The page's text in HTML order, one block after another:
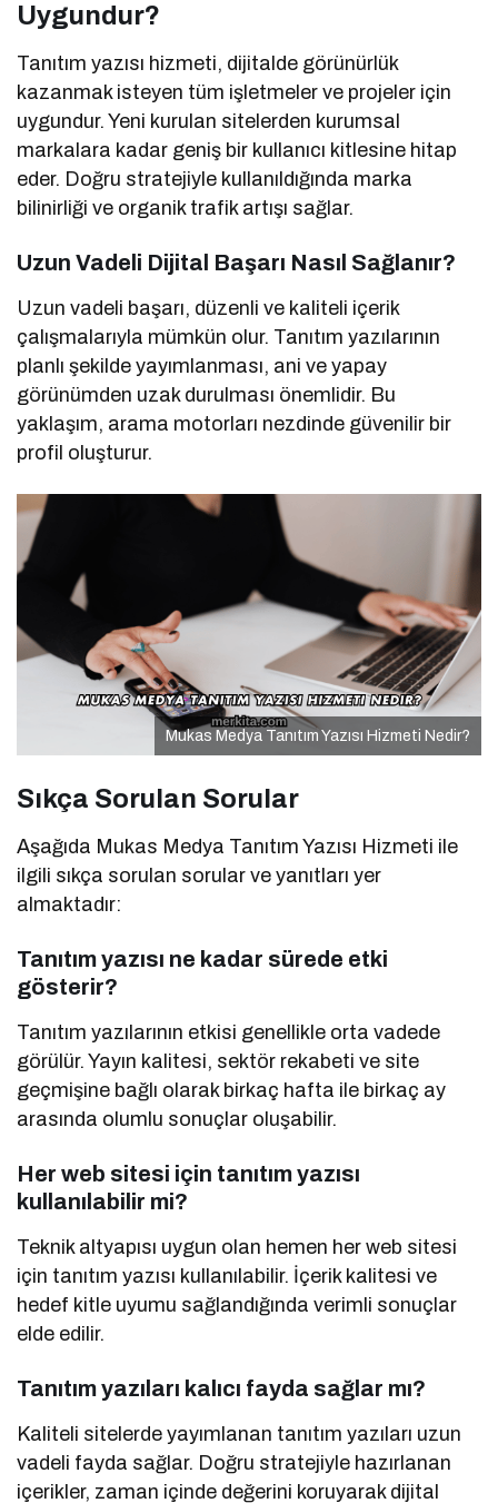
Uygundur?
Tanıtım yazısı hizmeti, dijitalde görünürlük
kazanmak isteyen tüm işletmeler ve projeler için
uygundur. Yeni kurulan sitelerden kurumsal
markalara kadar geniş bir kullanıcı kitlesine hitap
eder. Doğru stratejiyle kullanıldığında marka
bilinirliği ve organik trafik artışı sağlar.
Uzun Vadeli Dijital Başarı Nasıl Sağlanır?
Uzun vadeli başarı, düzenli ve kaliteli içerik
çalışmalarıyla mümkün olur. Tanıtım yazılarının
planlı şekilde yayımlanması, ani ve yapay
görünümden uzak durulması önemlidir. Bu
yaklaşım, arama motorları nezdinde güvenilir bir
profil oluşturur.
Mukas Medya Tanıtım Yazısı Hizmeti Nedir?
Sıkça Sorulan Sorular
Aşağıda Mukas Medya Tanıtım Yazısı Hizmeti ile
ilgili sıkça sorulan sorular ve yanıtları yer
almaktadır:
Tanıtım yazısı ne kadar sürede etki
gösterir?
Tanıtım yazılarının etkisi genellikle orta vadede
görülür. Yayın kalitesi, sektör rekabeti ve site
geçmişine bağlı olarak birkaç hafta ile birkaç ay
arasında olumlu sonuçlar oluşabilir.
Her web sitesi için tanıtım yazısı
kullanılabilir mi?
Teknik altyapısı uygun olan hemen her web sitesi
için tanıtım yazısı kullanılabilir. İçerik kalitesi ve
hedef kitle uyumu sağlandığında verimli sonuçlar
elde edilir.
Tanıtım yazıları kalıcı fayda sağlar mı?
Kaliteli sitelerde yayımlanan tanıtım yazıları uzun
vadeli fayda sağlar. Doğru stratejiyle hazırlanan
içerikler, zaman içinde değerini koruyarak dijital